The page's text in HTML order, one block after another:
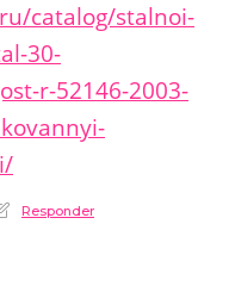
catalog/stalnoi-
30-
r-52146-2003-
Responder